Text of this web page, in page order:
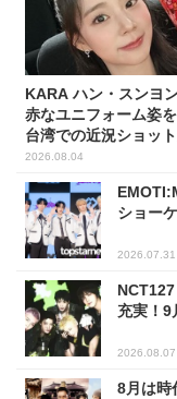
KARA ハン・スンヨ
赤なユニフォーム姿を
台湾での近況ショッ
2026.08.04
ショー
2026.07.31
充実！9
2026.08.07
8月は時